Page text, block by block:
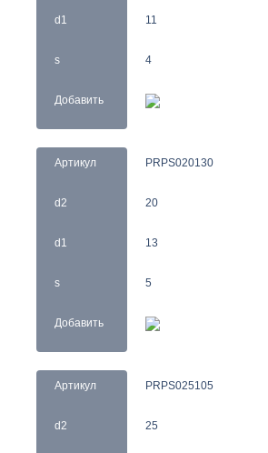
d1
s
Добавить
11
4
Артикул
d2
d1
s
Добавить
PRPS020130
20
13
5
Артикул
d2
PRPS025105
25